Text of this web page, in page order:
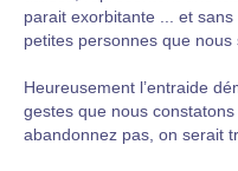
parait exorbitante ... et
petites personnes que nous
Heureusement l’entraide
gestes que nous
abandonnez pas, on serait